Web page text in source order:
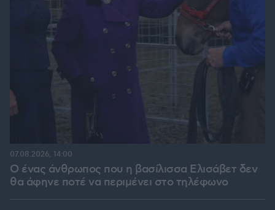
Ο ένας άνθρωπος που η βασίλισσα Ελισάβετ δεν
θα άφηνε ποτέ να περιμένει στο τηλέφωνο
07.08.2026, 14:00